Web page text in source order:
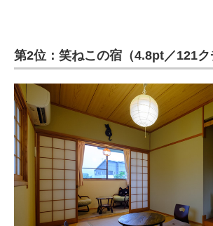
第2位：笑ねこの宿（4.8pt／121ク